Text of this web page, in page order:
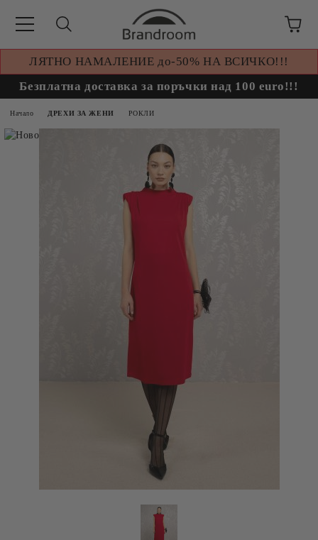
ЛЯТНО НАМАЛЕНИЕ до-50% НА ВСИЧКО!!!
Безплатна доставка за поръчки над 100 euro!!!
Начало ДРЕХИ ЗА ЖЕНИ РОКЛИ